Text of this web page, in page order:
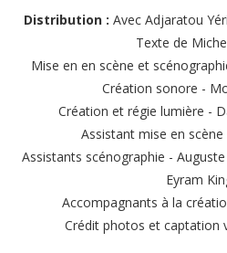
Distribution : Avec Adjaratou
Texte de
Mise en en scène et
Création sonore -
Création et régie lumière -
Assistant mise en
Assistants scénographie -
Eyram
Accompagnants à la
Crédit photos et captation